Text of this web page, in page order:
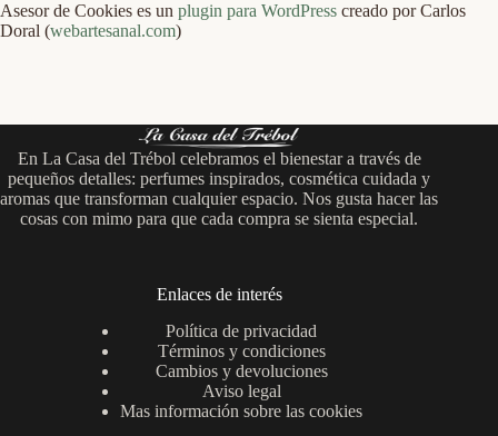
Asesor de Cookies es un plugin para WordPress creado por Carlos
Doral (webartesanal.com)
En La Casa del Trébol celebramos el bienestar a través de
pequeños detalles: perfumes inspirados, cosmética cuidada y
aromas que transforman cualquier espacio. Nos gusta hacer las
cosas con mimo para que cada compra se sienta especial.
Enlaces de interés
Política de privacidad
Términos y condiciones
Cambios y devoluciones
Aviso legal
Mas información sobre las cookies